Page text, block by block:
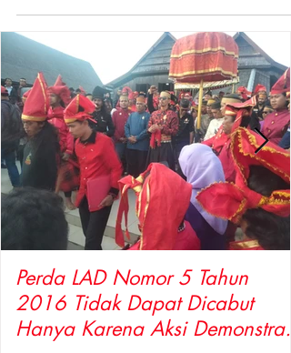
Perda LAD Nomor 5 Tahun
2016 Tidak Dapat Dicabut
Hanya Karena Aksi Demonstrasi,